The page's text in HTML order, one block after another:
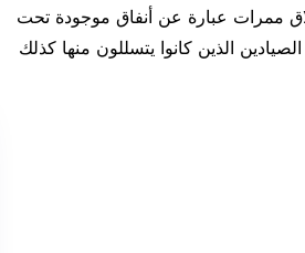
ممرات عبارة عن أنفاق موجودة تحت
الذين كانوا يتسللون منها كذلك